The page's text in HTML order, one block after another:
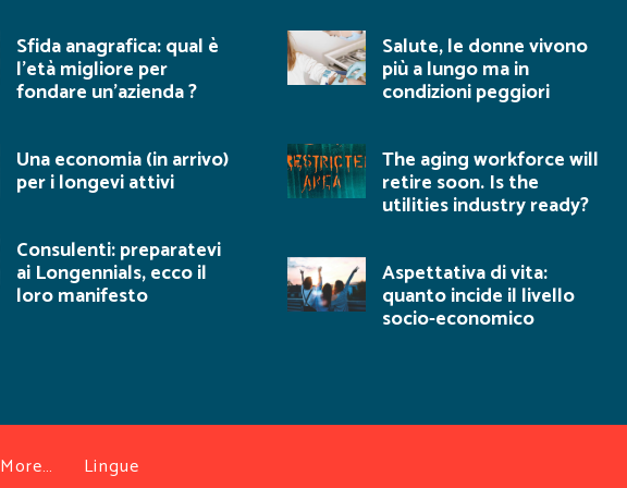
Sfida anagrafica: qual è
l’età migliore per
fondare un’azienda ?
Una economia (in arrivo)
per i longevi attivi
Consulenti: preparatevi
ai Longennials, ecco il
loro manifesto
Salute, le donne vivono
più a lungo ma in
condizioni peggiori
The aging workforce will
retire soon. Is the
utilities industry ready?
Aspettativa di vita:
quanto incide il livello
socio-economico
More… Lingue